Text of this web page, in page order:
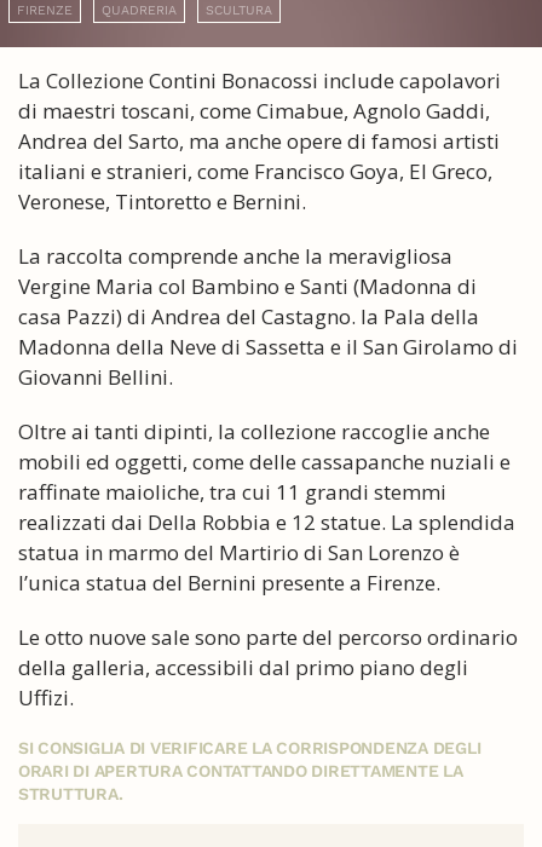
FIRENZE QUADRERIA SCULTURA
La Collezione Contini Bonacossi include capolavori
di maestri toscani, come Cimabue, Agnolo Gaddi,
Andrea del Sarto, ma anche opere di famosi artisti
italiani e stranieri, come Francisco Goya, El Greco,
Veronese, Tintoretto e Bernini.
La raccolta comprende anche la meravigliosa
Vergine Maria col Bambino e Santi (Madonna di
casa Pazzi) di Andrea del Castagno. la Pala della
Madonna della Neve di Sassetta e il San Girolamo di
Giovanni Bellini.
Oltre ai tanti dipinti, la collezione raccoglie anche
mobili ed oggetti, come delle cassapanche nuziali e
raffinate maioliche, tra cui 11 grandi stemmi
realizzati dai Della Robbia e 12 statue. La splendida
statua in marmo del Martirio di San Lorenzo è
l’unica statua del Bernini presente a Firenze.
Le otto nuove sale sono parte del percorso ordinario
della galleria, accessibili dal primo piano degli
Uffizi.
SI CONSIGLIA DI VERIFICARE LA CORRISPONDENZA DEGLI
ORARI DI APERTURA CONTATTANDO DIRETTAMENTE LA
STRUTTURA.